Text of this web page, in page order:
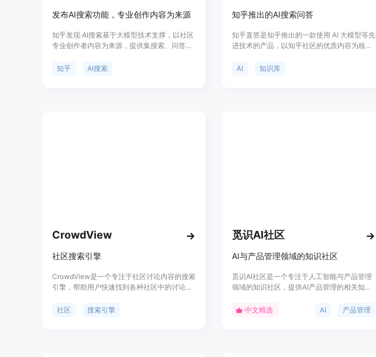
发布AI搜索功能，专业创作内容为来源
知乎发现·AI搜索基于大模型技术支撑，以社区
专业创作者内容为来源，提供集搜索、问答、
围，如历史事件、科技问题。定位为雷达，可
知乎 AI搜索
知乎推出的AI搜索问答
知乎直答是知乎推出的一款使用 AI 大模型等先
进技术的产品，以知乎社区的优质内容为核
的获取可靠信息的途径。知乎直答是多智能体
AI 知识库
CrowdView
社区搜索引擎
CrowdView是一个专注于社区讨论内容的搜索
引擎，帮助用户快速找到各种社区中的讨论话
户提供高效、准确的搜索结果。
社区 搜索引擎
觅识AI社区
AI与产品管理领域的知识社区
觅识AI社区是一个专注于人工智能与产品管理
领域的知识社区，提供AI产品管理的相关知识
级个体和一人公司'。可通过邮件或社交媒体与
中文精选 AI 产品管理